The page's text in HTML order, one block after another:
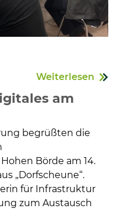
Weiterlesen
am
begrüßten die
Börde am 14.
„Dorfscheune“.
für Infrastruktur
zum Austausch